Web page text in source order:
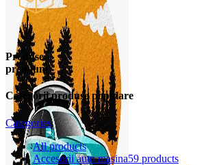
Produse
premium
Categorii produse populare
Categories
Allproducts
Accesorii auto masina59 products